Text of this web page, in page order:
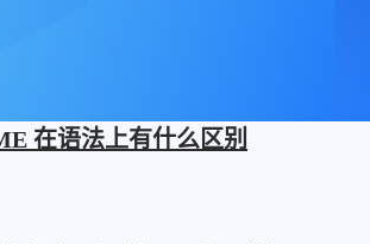
在语法上有什么区别